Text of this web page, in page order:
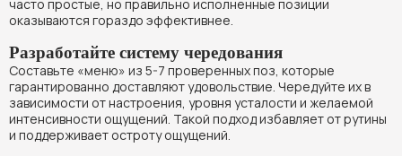
часто простые, но правильно исполненные позиции
оказываются гораздо эффективнее.
Разработайте систему чередования
Составьте «меню» из 5-7 проверенных поз, которые
гарантированно доставляют удовольствие. Чередуйте их в
зависимости от настроения, уровня усталости и желаемой
интенсивности ощущений. Такой подход избавляет от рутины
и поддерживает остроту ощущений.